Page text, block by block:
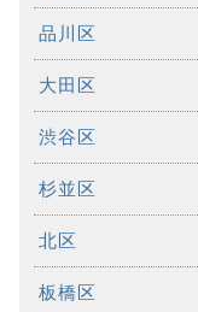
品川区
大田区
渋谷区
杉並区
北区
板橋区